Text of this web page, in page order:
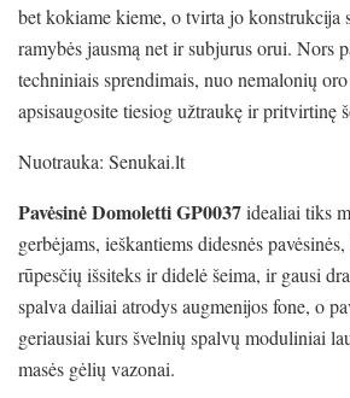
bet kokiame kieme, o tvirta jo konstrukcija
ramybės jausmą net ir subjurus orui. Nors
techniniais sprendimais, nuo nemalonių
apsisaugosite tiesiog užtraukę ir pritvirtinę
Nuotrauka: Senukai.lt
Pavėsinė Domoletti GP0037idealiai tiks
gerbėjams, ieškantiems didesnės
rūpesčių išsiteks ir didelė šeima, ir gausi
spalva dailiai atrodys augmenijos fone, o
geriausiai kurs švelnių spalvų moduliniai
masės gėlių vazonai.